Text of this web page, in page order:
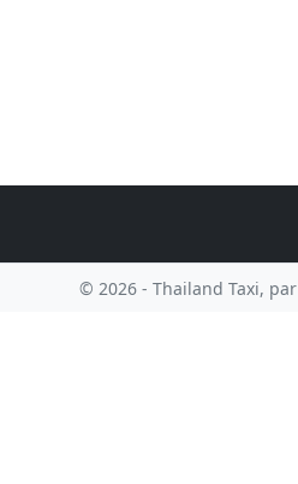
© 2026 - Thailand Taxi, par